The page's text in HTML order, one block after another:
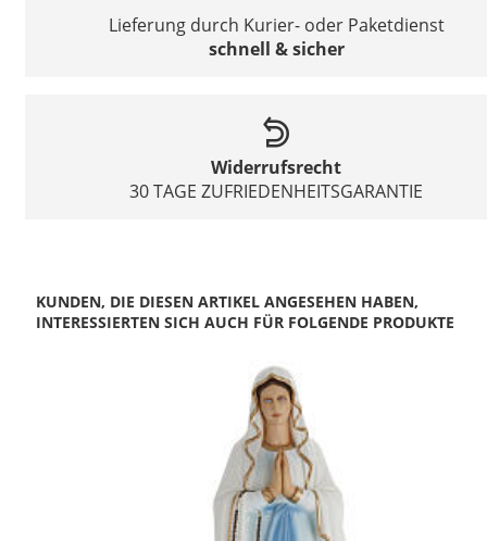
Lieferung durch Kurier- oder Paketdienst
schnell & sicher
Widerrufsrecht
30 TAGE ZUFRIEDENHEITSGARANTIE
KUNDEN, DIE DIESEN ARTIKEL ANGESEHEN HABEN,
INTERESSIERTEN SICH AUCH FÜR FOLGENDE PRODUKTE